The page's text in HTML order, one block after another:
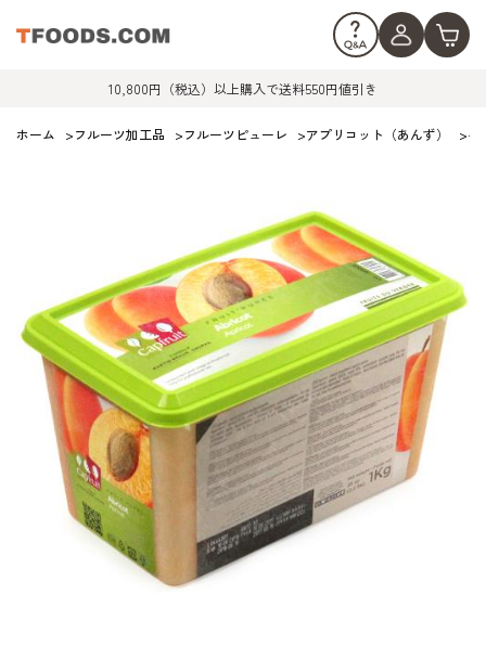
10,800円（税込）以上購入で送料550円値引き
ホーム >フルーツ加工品 >フルーツピューレ >アプリコット（あんず） >キ